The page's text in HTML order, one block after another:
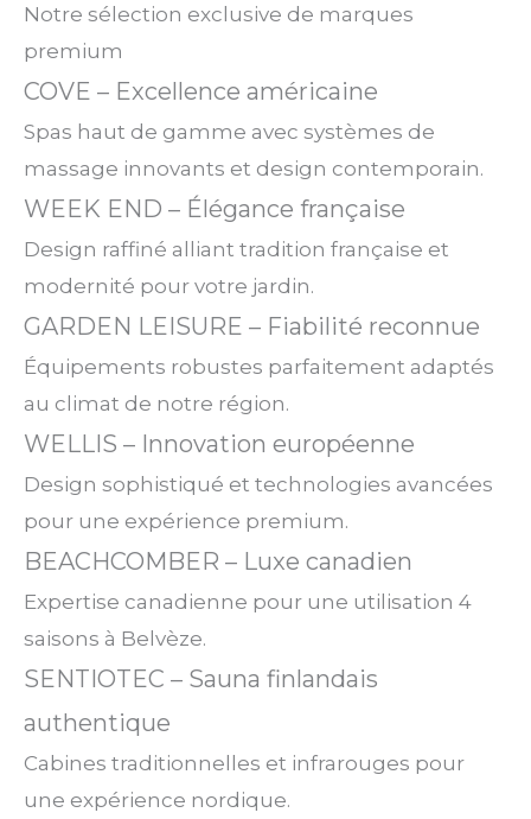
Notre sélection exclusive de marques
premium
COVE – Excellence américaine
Spas haut de gamme avec systèmes de
massage innovants et design contemporain.
WEEK END – Élégance française
Design raffiné alliant tradition française et
modernité pour votre jardin.
GARDEN LEISURE – Fiabilité reconnue
Équipements robustes parfaitement adaptés
au climat de notre région.
WELLIS – Innovation européenne
Design sophistiqué et technologies avancées
pour une expérience premium.
BEACHCOMBER – Luxe canadien
Expertise canadienne pour une utilisation 4
saisons à Belvèze.
SENTIOTEC – Sauna finlandais
authentique
Cabines traditionnelles et infrarouges pour
une expérience nordique.